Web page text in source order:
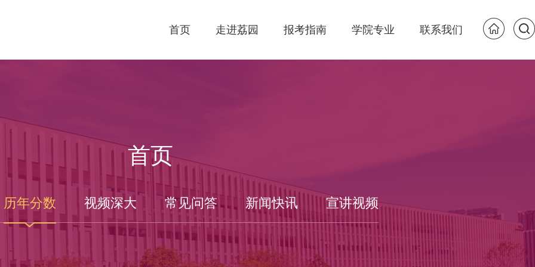
首页 走进荔园 报考指南 学院专业 联系我们
首页
历年分数 视频深大 常见问答 新闻快讯 宣讲视频